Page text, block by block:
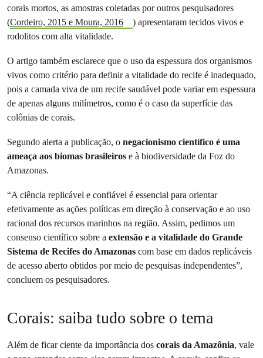
corais mortos, as amostras coletadas por outros pesquisadores
(Cordeiro, 2015 e Moura, 2016
) apresentaram tecidos vivos e
rodolitos com alta vitalidade.
O artigo também esclarece que o uso da espessura dos organismos
vivos como critério para definir a vitalidade do recife é inadequado,
pois a camada viva de um recife saudável pode variar em espessura
de apenas alguns milímetros, como é o caso da superfície das
colônias de corais.
Segundo alerta a publicação, o negacionismo científico é uma
ameaça aos biomas brasileiros e à biodiversidade da Foz do
Amazonas.
“A ciência replicável e confiável é essencial para orientar
efetivamente as ações políticas em direção à conservação e ao uso
racional dos recursos marinhos na região. Assim, pedimos um
consenso científico sobre a extensão e a vitalidade do Grande
Sistema de Recifes do Amazonas com base em dados replicáveis
de acesso aberto obtidos por meio de pesquisas independentes”,
concluem os pesquisadores.
Corais: saiba tudo sobre o tema
Além de ficar ciente da importância dos corais da Amazônia, vale